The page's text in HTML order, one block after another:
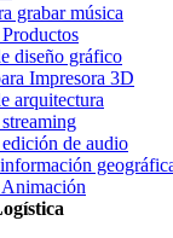
grabar música
diseño gráfico
Impresora 3D
arquitectura
de audio